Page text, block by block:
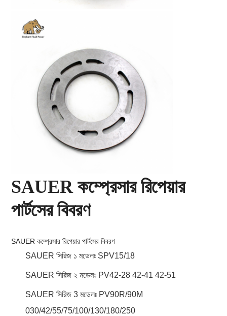
SAUER কম্প্রেসার রিপেয়ার
পার্টসের বিবরণ
SAUER কম্প্রেসার রিপেয়ার পার্টসের বিবরণ
SAUER সিরিজ ১ মডেলঃ SPV15/18
SAUER সিরিজ ২ মডেলঃ PV42-28 42-41 42-51
SAUER সিরিজ 3 মডেলঃ PV90R/90M
030/42/55/75/100/130/180/250